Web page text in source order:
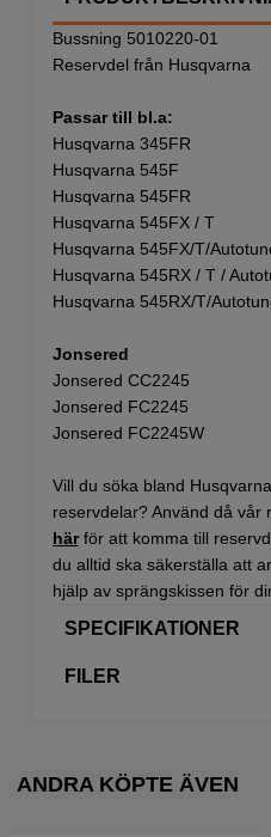
Bussning 5010220-01
Reservdel från Husqvarna
Passar till bl.a:
Husqvarna 345FR
Husqvarna 545F
Husqvarna 545FR
Husqvarna 545FX / T
Husqvarna 545FX/T/
Husqvarna 545RX / T /
Husqvarna 545RX/T/
Jonsered
Jonsered CC2245
Jonsered FC2245
Jonsered FC2245W
Vill du söka bland
reservdelar? Använd då vår
härför att komma till
du alltid ska säkerställa att
hjälp av sprängskissen för
SPECIFIKATIONER
FILER
ANDRA KÖPTE ÄVEN